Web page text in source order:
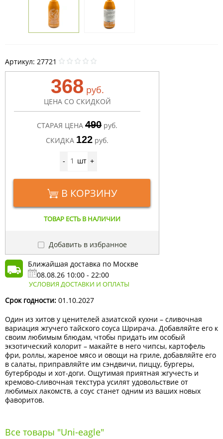
Артикул: 27721
368 руб.
ЦЕНА СО СКИДКОЙ
СТАРАЯ ЦЕНА 490 руб.
СКИДКА 122 руб.
- шт +
В КОРЗИНУ
ТОВАР ЕСТЬ В НАЛИЧИИ
Добавить в избранное
Ближайшая доставка по Москве
08.08.26 10:00 - 22:00
УСЛОВИЯ ДОСТАВКИ И ОПЛАТЫ
Срок годности: 01.10.2027
Один из хитов у ценителей азиатской кухни – сливочная
вариация жгучего тайского соуса Шрирача. Добавляйте его к
своим любимым блюдам, чтобы придать им особый
экзотический колорит – макайте в него чипсы, картофель
фри, роллы, жареное мясо и овощи на гриле, добавляйте его
в салаты, приправляйте им сэндвичи, пиццу, бургеры,
бутерброды и хот-доги. Ощутимая приятная жгучесть и
кремово-сливочная текстура усилят удовольствие от
любимых лакомств, а соус станет одним из ваших новых
фаворитов.
Все товары "Uni-eagle"